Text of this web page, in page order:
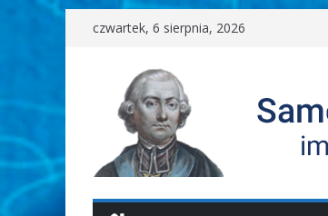
Przejdźczwartek, 6 sierpnia, 2026